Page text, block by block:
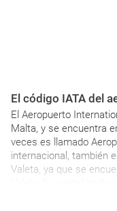
El código IATA del
El Aeropuerto
Malta, y se encuentra
veces es llamado
internacional, también
Valeta, ya que se